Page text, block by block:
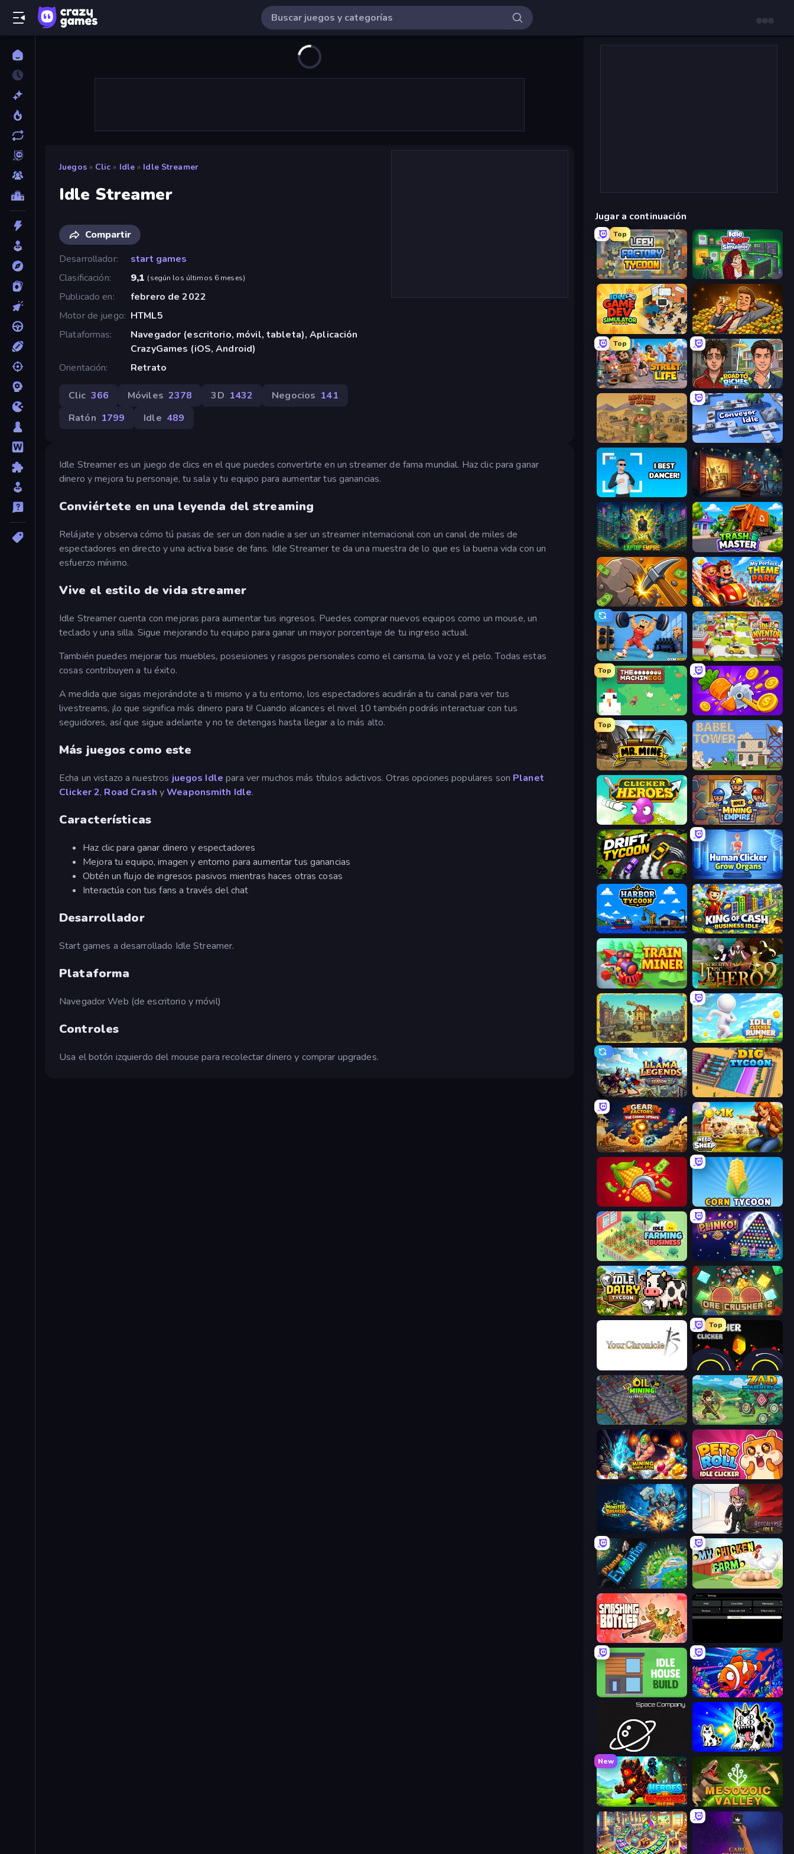
Juegos » Clic » Idle » Idle Streamer
Idle Streamer
Compartir
Desarrollador
start games
Clasificación
9,1 (según los últimos 6 meses)
Publicado en
febrero de 2022
Motor de juego HTML5
Plataformas
Navegador (escritorio, móvil, tableta), Aplicación
CrazyGames (iOS, Android)
Orientación
Retrato
Clic 366 Móviles 2378 3D 1432 Negocios 141
Ratón 1799 Idle 489
Idle Streamer es un juego de clics en el que puedes convertirte en un streamer de fama mundial. Haz clic para ganar
dinero y mejora tu personaje, tu sala y tu equipo para aumentar tus ganancias.
Conviértete en una leyenda del streaming
Relájate y observa cómo tú pasas de ser un don nadie a ser un streamer internacional con un canal de miles de
espectadores en directo y una activa base de fans. Idle Streamer te da una muestra de lo que es la buena vida con un
esfuerzo mínimo.
Vive el estilo de vida streamer
Idle Streamer cuenta con mejoras para aumentar tus ingresos. Puedes comprar nuevos equipos como un mouse, un
teclado y una silla. Sigue mejorando tu equipo para ganar un mayor porcentaje de tu ingreso actual.
También puedes mejorar tus muebles, posesiones y rasgos personales como el carisma, la voz y el pelo. Todas estas
cosas contribuyen a tu éxito.
A medida que sigas mejorándote a ti mismo y a tu entorno, los espectadores acudirán a tu canal para ver tus
livestreams, ¡lo que significa más dinero para ti! Cuando alcances el nivel 10 también podrás interactuar con tus
seguidores, así que sigue adelante y no te detengas hasta llegar a lo más alto.
Más juegos como este
Echa un vistazo a nuestros juegos Idle para ver muchos más títulos adictivos. Otras opciones populares son Planet
Clicker 2, Road Crash yWeaponsmith Idle.
Características
Haz clic para ganar dinero y espectadores
Mejora tu equipo, imagen y entorno para aumentar tus ganancias
Obtén un flujo de ingresos pasivos mientras haces otras cosas
Interactúa con tus fans a través del chat
Desarrollador
Start games a desarrollado Idle Streamer.
Plataforma
Navegador Web (de escritorio y móvil)
Controles
Usa el botón izquierdo del mouse para recolectar dinero y comprar upgrades.
Jugar a continuación
Top
Leek Factory Tycoon Idle Vlogger Simulator
Idle Game Dev Simulator Idle Billionaire Tycoon
Top
Street Life Life Simulator: Road to Riches
Army Base Of America Conveyor Idle
I Best Dancer! Container Auction
Laptop Empire Trash Master
Mine Clicker My Perfect Theme Park
Gym Boss Idle Inventor
Top
The MachinEGG Farm Ring Idle
Top
Mr. Mine Babel Tower
Clicker Heroes Idle Mining Empire
Drift Tycoon Human Clicker: Grow Organs
Harbor Tycoon King of Cash Business Idle
Train Miner Incremental Epic Hero 2
The Garbaggio Hotel Idle Clicker Runner
Llama Legends Dig Tycoon
Gear Factory Need for Sheep: Idle Clicker
Farm-51: Secret Harvest Corn Tycoon
Idle Farming Business PLINKO!
Idle Dairy Tycoon OreCrusher 2
Top
Crusher Clicker
Oil Mining 3D: Petrol Factory Zad Archery - Demo
Mining Simulator Pets Roll: Idle Clicker
Monster Breaker Idle Rotcalypse: Idle Incremental
Planet Evolution: Idle Clicker My Chicken Farm
Smashing Bottles
Idle House Build Fish Catch Idle
Space Company Strange Cats
New
Heroes vs Monsters: Idle RPG Cell to Singularity: Mesozoic Valley